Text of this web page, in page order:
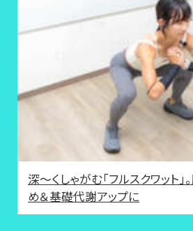
深～くしゃがむ「フルスクワット」
め＆基礎代謝アップに